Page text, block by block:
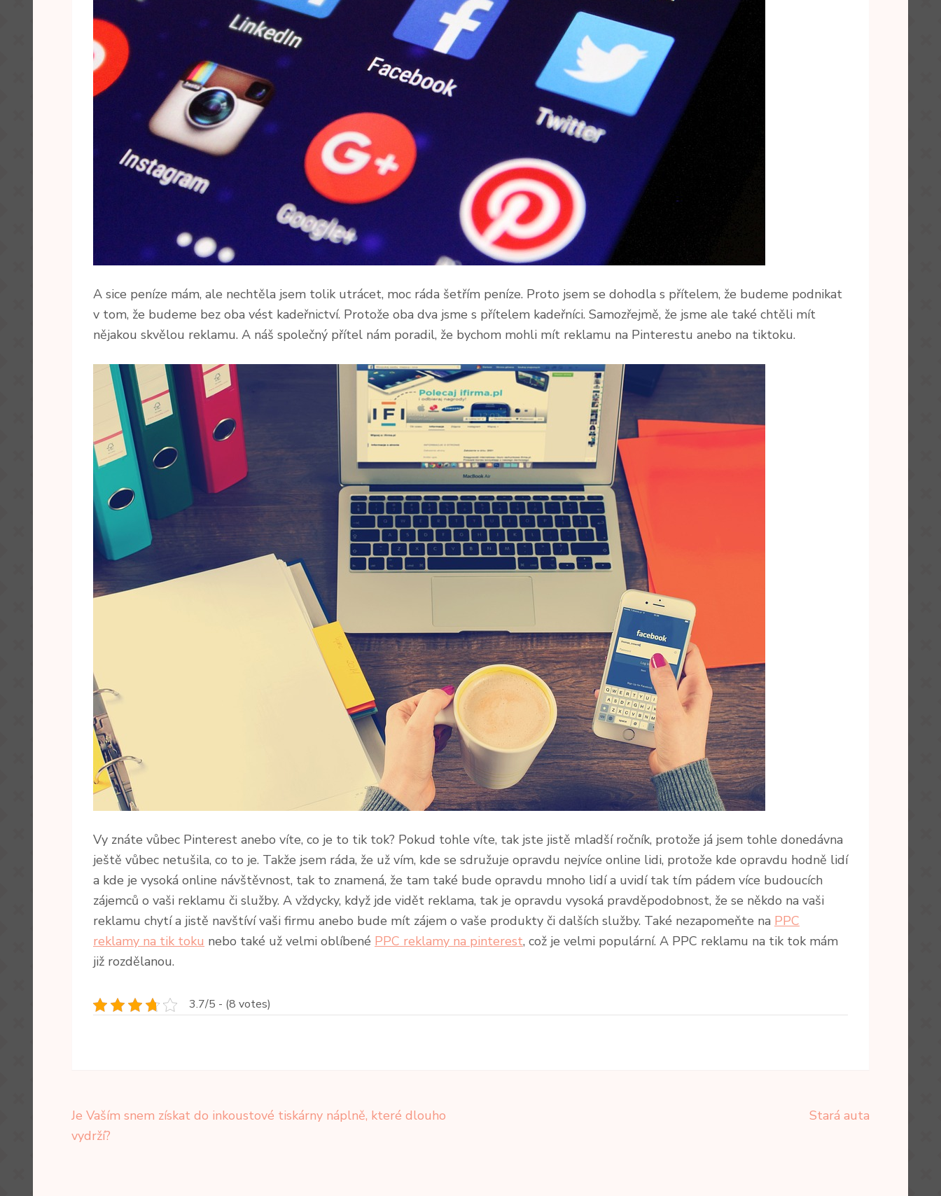
A sice peníze mám, ale nechtěla jsem tolik utrácet, moc ráda šetřím peníze. Proto jsem se dohodla s přítelem, že budeme podnikat
v tom, že budeme bez oba vést kadeřnictví. Protože oba dva jsme s přítelem kadeřníci. Samozřejmě, že jsme ale také chtěli mít
nějakou skvělou reklamu. A náš společný přítel nám poradil, že bychom mohli mít reklamu na Pinterestu anebo na tiktoku.
Vy znáte vůbec Pinterest anebo víte, co je to tik tok? Pokud tohle víte, tak jste jistě mladší ročník, protože já jsem tohle donedávna
ještě vůbec netušila, co to je. Takže jsem ráda, že už vím, kde se sdružuje opravdu nejvíce online lidi, protože kde opravdu hodně lidí
a kde je vysoká online návštěvnost, tak to znamená, že tam také bude opravdu mnoho lidí a uvidí tak tím pádem více budoucích
zájemců o vaši reklamu či služby. A vždycky, když jde vidět reklama, tak je opravdu vysoká pravděpodobnost, že se někdo na vaši
reklamu chytí a jistě navštíví vaši firmu anebo bude mít zájem o vaše produkty či dalších služby. Také nezapomeňte na PPC
reklamy na tik toku nebo také už velmi oblíbené PPC reklamy na pinterest, což je velmi populární. A PPC reklamu na tik tok mám
již rozdělanou.
3.7/5 - (8 votes)
Navigace
pro
Je Vaším snem získat do inkoustové tiskárny náplně, které dlouho
vydrží?
Stará auta